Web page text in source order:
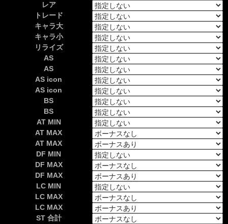
レア
トレード
キャラ大
キャラ小
リライズ
AS
AS
AS icon
AS icon
BS
BS
AT MIN
AT MAX
AT MAX
DF MIN
DF MAX
DF MAX
LC MIN
LC MAX
LC MAX
ST 合計